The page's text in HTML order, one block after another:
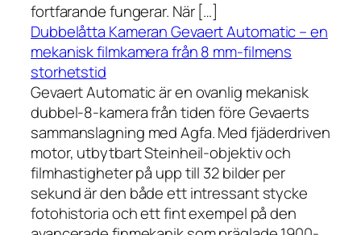
fortfarande fungerar. När […]
Dubbelåtta Kameran Gevaert Automatic – en
mekanisk filmkamera från 8 mm-filmens
storhetstid
Gevaert Automatic är en ovanlig mekanisk
dubbel-8-kamera från tiden före Gevaerts
sammanslagning med Agfa. Med fjäderdriven
motor, utbytbart Steinheil-objektiv och
filmhastigheter på upp till 32 bilder per
sekund är den både ett intressant stycke
fotohistoria och ett fint exempel på den